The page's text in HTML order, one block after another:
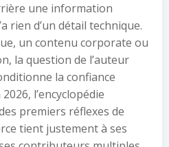
une information
rien d’un détail technique.
un contenu corporate ou
la question de l’auteur
la confiance
l’encyclopédie
premiers réflexes de
tient justement à ses